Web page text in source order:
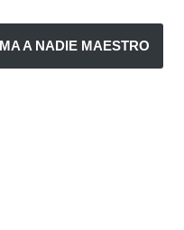
A NADIE MAESTRO